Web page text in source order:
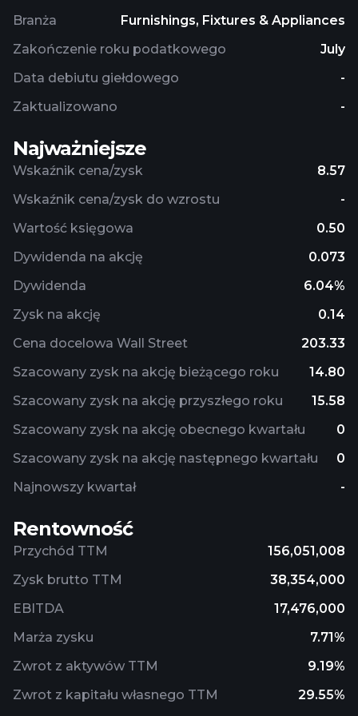
products through retailers, as well as online. The
company was founded in 1997 and is
Branża
Furnishings, Fixtures & Appliances
Zakończenie roku podatkowego
July
Data debiutu giełdowego
-
Zaktualizowano
-
Najważniejsze
Wskaźnik cena/zysk
8.57
Wskaźnik cena/zysk do wzrostu
-
Wartość księgowa
0.50
Dywidenda na akcję
0.073
Dywidenda
6.04%
Zysk na akcję
0.14
Cena docelowa Wall Street
203.33
Szacowany zysk na akcję bieżącego roku
14.80
Szacowany zysk na akcję przyszłego roku
15.58
Szacowany zysk na akcję obecnego kwartału
0
Szacowany zysk na akcję następnego kwartału
0
Najnowszy kwartał
-
Rentowność
Przychód TTM
156,051,008
Zysk brutto TTM
38,354,000
EBITDA
17,476,000
Marża zysku
7.71%
Zwrot z aktywów TTM
9.19%
Zwrot z kapitału własnego TTM
29.55%